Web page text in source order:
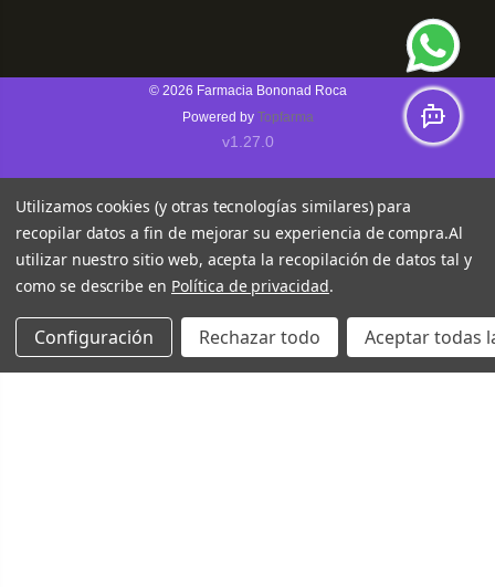
© 2026 Farmacia Bononad Roca
Powered by Topfarma
v1.27.0
Utilizamos cookies (y otras tecnologías similares) para
recopilar datos a fin de mejorar su experiencia de compra.Al
utilizar nuestro sitio web, acepta la recopilación de datos tal y
como se describe en Política de privacidad.
Configuración Rechazar todo Aceptar todas